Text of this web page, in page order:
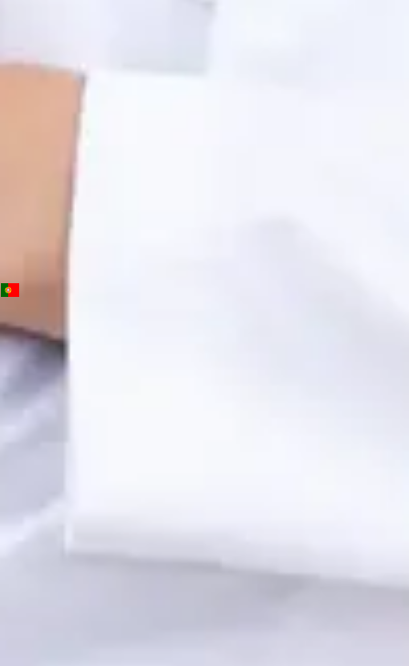
General Division
Marcar consulta
Beatriz Carvalho